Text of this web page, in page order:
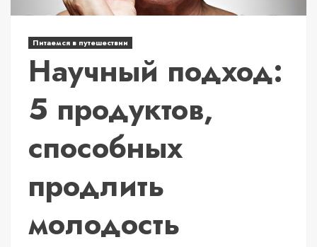
Питаемся в путешествии
Научный подход:
5 продуктов,
способных
продлить
молодость